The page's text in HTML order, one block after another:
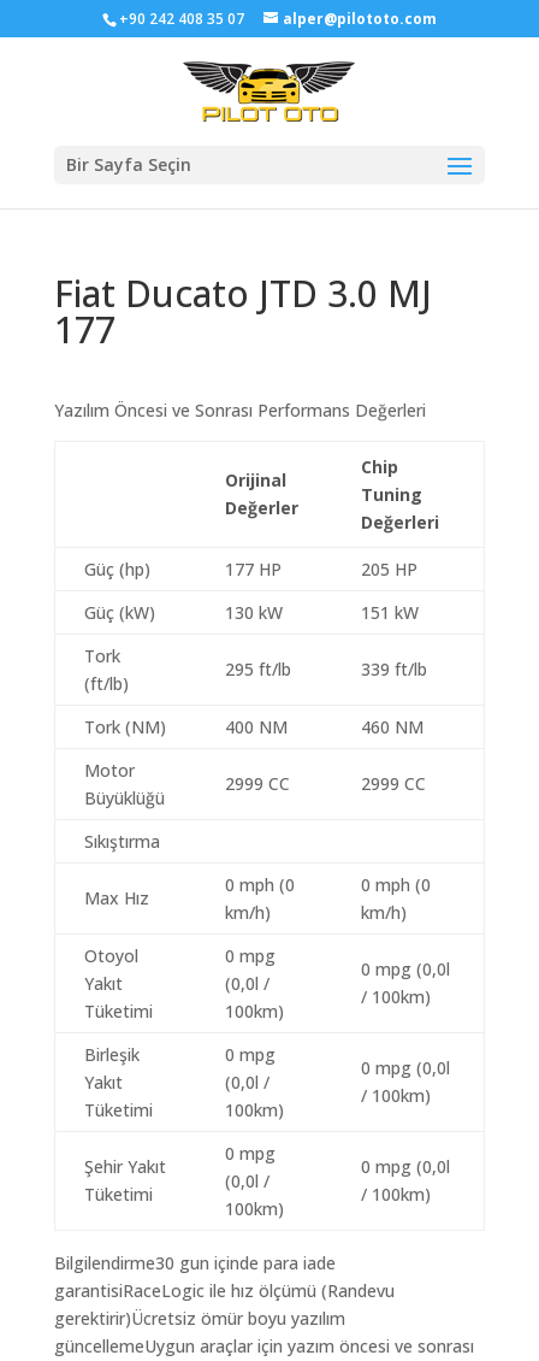
+90 242 408 35 07 alper@pilototo.com
Bir Sayfa Seçin
Fiat Ducato JTD 3.0 MJ
177
Yazılım Öncesi ve Sonrası Performans Değerleri
Orijinal
Değerler
Chip
Tuning
Değerleri
Güç (hp) 177 HP
205 HP
Güç (kW)
130 kW
151 kW
Tork
(ft/lb)
295 ft/lb 339 ft/lb
Tork (NM) 400 NM
460 NM
Motor
Büyüklüğü
2999 CC 2999 CC
Sıkıştırma
Max Hız
0 mph (0
km/h)
0 mph (0
km/h)
Otoyol
Yakıt
Tüketimi
0 mpg
(0,0l /
100km)
0 mpg (0,0l
/ 100km)
Birleşik
Yakıt
Tüketimi
0 mpg
(0,0l /
100km)
0 mpg (0,0l
/ 100km)
Şehir Yakıt
Tüketimi
0 mpg
(0,0l /
100km)
0 mpg (0,0l
/ 100km)
Bilgilendirme30 gun içinde para iade
garantisiRaceLogic ile hız ölçümü (Randevu
gerektirir)Ücretsiz ömür boyu yazılım
güncellemeUygun araçlar için yazım öncesi ve sonrası